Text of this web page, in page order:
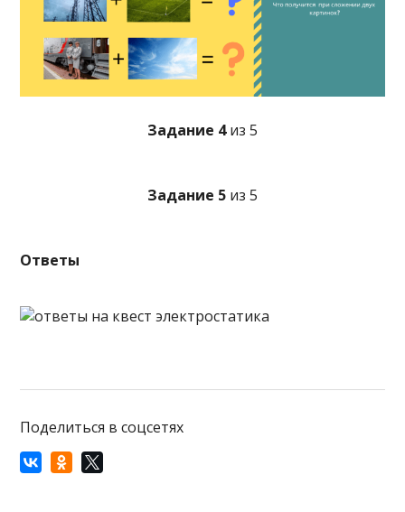
Задание 4из 5
Задание 5 из 5
Ответы
Поделиться в соцсетях